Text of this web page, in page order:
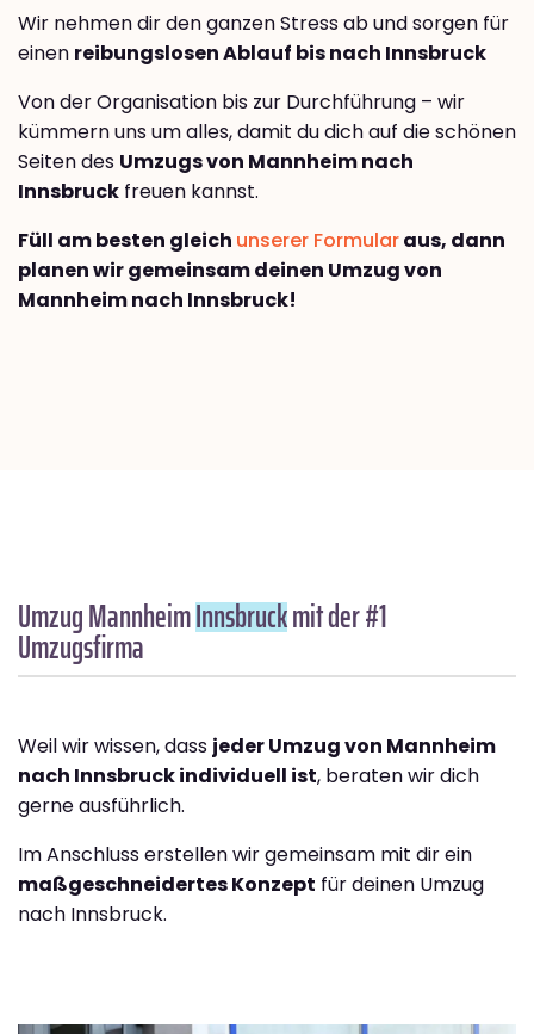
Wir nehmen dir den ganzen Stress ab und sorgen für
einen reibungslosen Ablauf bis nach Innsbruck
Von der Organisation bis zur Durchführung – wir
kümmern uns um alles, damit du dich auf die schönen
Seiten des Umzugs von Mannheim nach
Innsbruck freuen kannst.
Füll am besten gleich unserer Formularaus, dann
planen wir gemeinsam deinen Umzug von
Mannheim nach Innsbruck!
Umzug MannheimInnsbruckmit der #1
Umzugsfirma
Weil wir wissen, dass jeder Umzug von Mannheim
nach Innsbruck individuell ist, beraten wir dich
gerne ausführlich.
Im Anschluss erstellen wir gemeinsam mit dir ein
maßgeschneidertes Konzept für deinen Umzug
nach Innsbruck.